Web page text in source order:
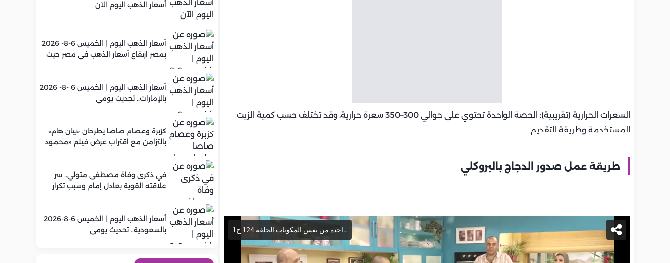
السعرات الحرارية (تقريبية): الحصة الواحدة تحتوي على حوالي 300–350 سعرة حرارية، وقد تختلف حسب كمية الزيت
المستخدمة وطريقة التقديم.
طريقة عمل صدور الدجاج بالبروكلي
أسعار الذهب اليوم الآن
أسعار الذهب اليوم | الخميس 6-8- 2026
بمصر ارتفاع أسعار الذهب في مصر حيث
أسعار الذهب اليوم | الخميس 6 -8- 2026
بالإمارات.. تحديث يومي
كزبرة وعصام صاصا يطرحان «بيان هام»
بالتزامن مع اقتراب عرض فيلم «محمود
في ذكرى وفاة مصطفى متولي.. سر
علاقته القوية بعادل إمام وسبب تكرار
أسعار الذهب اليوم | الخميس 6-8-2026
بالسعودية.. تحديث يومي